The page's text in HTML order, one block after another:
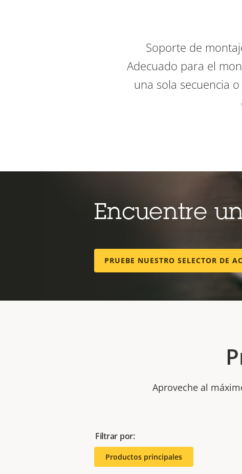
Soporte de
Adecuado para el
una sola secuencia
Encuentre
PRUEBE NUESTRO SELECTOR DE
Aproveche al
Filtrar por:
Productos principales